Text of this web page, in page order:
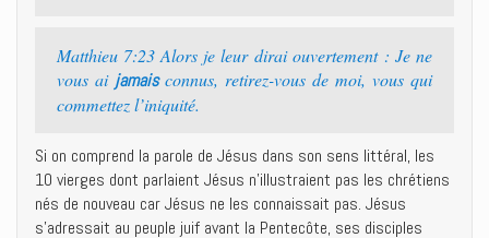
Matthieu 7:23 Alors je leur dirai ouvertement : Je ne
vous ai jamaisconnus, retirez-vous de moi, vous qui
commettez l’iniquité.
Si on comprend la parole de Jésus dans son sens littéral, les
10 vierges dont parlaient Jésus n’illustraient pas les chrétiens
nés de nouveau car Jésus ne les connaissait pas. Jésus
s’adressait au peuple juif avant la Pentecôte, ses disciples